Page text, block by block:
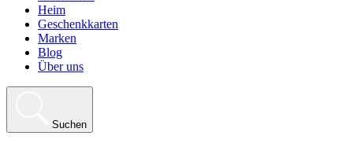
Heim
Geschenkkarten
Marken
Blog
Über uns
Suchen